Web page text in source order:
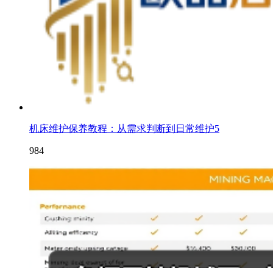
机床维护保养教程：从需求判断到日常维护5
984